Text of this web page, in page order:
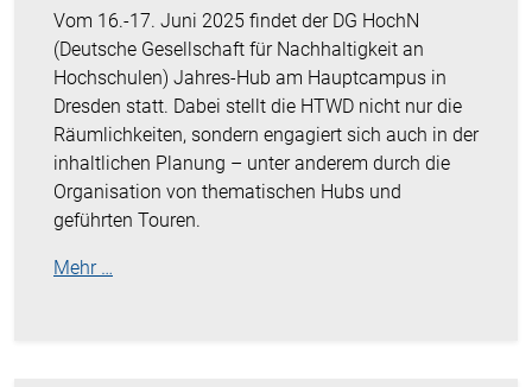
Vom 16.-17. Juni 2025 findet der DG HochN
(Deutsche Gesellschaft für Nachhaltigkeit an
Hochschulen) Jahres-Hub am Hauptcampus in
Dresden statt. Dabei stellt die HTWD nicht nur die
Räumlichkeiten, sondern engagiert sich auch in der
inhaltlichen Planung – unter anderem durch die
Organisation von thematischen Hubs und
geführten Touren.
Mehr …